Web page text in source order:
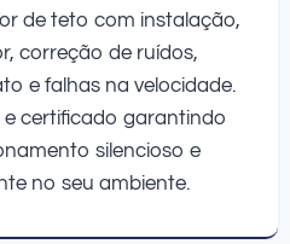
de teto com instalação,
correção de ruídos,
e falhas na velocidade.
certificado garantindo
silencioso e
no seu ambiente.